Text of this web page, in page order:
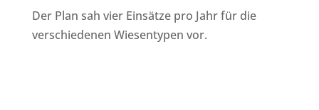
Der Plan sah vier Einsätze pro Jahr für die
verschiedenen Wiesentypen vor.